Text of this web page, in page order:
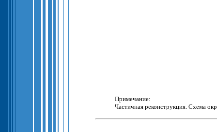
Примечание:
Частичная реконструкция. Схема